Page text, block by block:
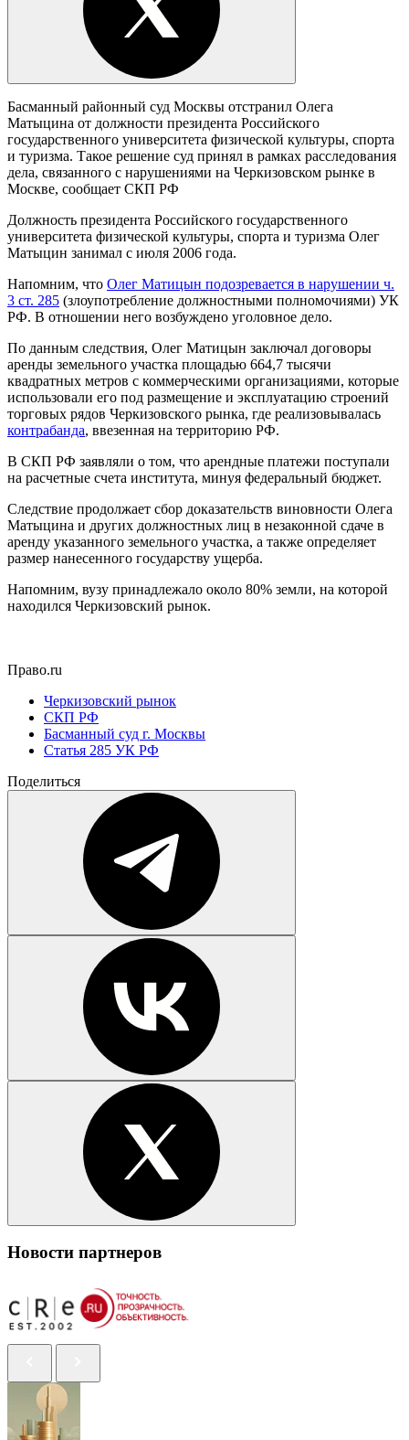
Басманный районный суд Москвы отстранил Олега
Матыцина от должности президента Российского
государственного университета физической культуры, спорта
и туризма. Такое решение суд принял в рамках расследования
дела, связанного с нарушениями на Черкизовском рынке в
Москве, сообщает СКП РФ
Должность президента Российского государственного
университета физической культуры, спорта и туризма Олег
Матыцин занимал с июля 2006 года.
Напомним, что Олег Матицын подозревается в нарушении ч.
3 ст. 285 (злоупотребление должностными полномочиями) УК
РФ. В отношении него возбуждено уголовное дело.
По данным следствия, Олег Матицын заключал договоры
аренды земельного участка площадью 664,7 тысячи
квадратных метров с коммерческими организациями, которые
использовали его под размещение и эксплуатацию строений
торговых рядов Черкизовского рынка, где реализовывалась
контрабанда, ввезенная на территорию РФ.
В СКП РФ заявляли о том, что арендные платежи поступали
на расчетные счета института, минуя федеральный бюджет.
Следствие продолжает сбор доказательств виновности Олега
Матыцина и других должностных лиц в незаконной сдаче в
аренду указанного земельного участка, а также определяет
размер нанесенного государству ущерба.
Напомним, вузу принадлежало около 80% земли, на которой
находился Черкизовский рынок.
Право.ru
Черкизовский рынок
СКП РФ
Басманный суд г. Москвы
Статья 285 УК РФ
Поделиться
Новости партнеров